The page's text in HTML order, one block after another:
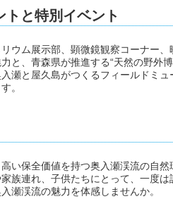
と特別イベント
ウム展示部、顕微鏡観察コーナー
と、青森県が推進する“天然の野外
瀬と屋久島がつくるフィールドミ
。
高い保全価値を持つ奥入瀬渓流の自
族連れ、子供たちにとって、一度
瀬渓流の魅力を体感しませんか。